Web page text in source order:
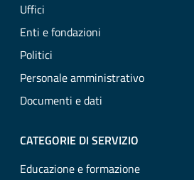
Uffici
Enti e fondazioni
Politici
Personale amministrativo
Documenti e dati
CATEGORIE DI SERVIZIO
Educazione e formazione